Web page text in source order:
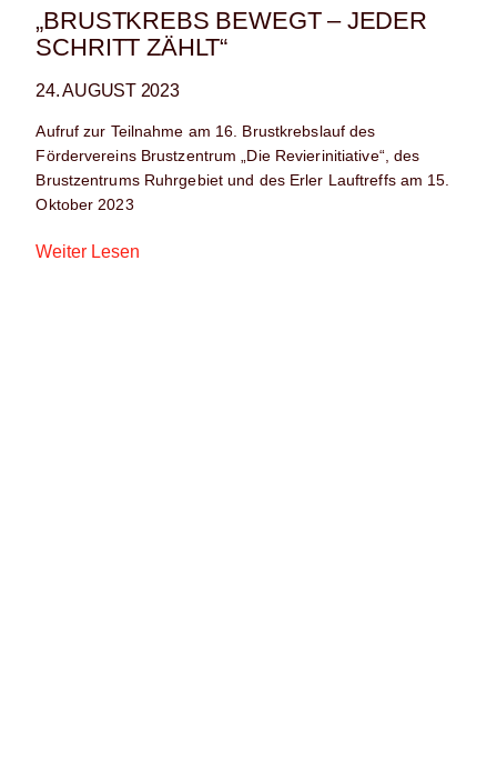
„BRUSTKREBS BEWEGT – JEDER
SCHRITT ZÄHLT“
24. AUGUST 2023
Aufruf zur Teilnahme am 16. Brustkrebslauf des
Fördervereins Brustzentrum „Die Revierinitiative“, des
Brustzentrums Ruhrgebiet und des Erler Lauftreffs am 15.
Oktober 2023
Weiter Lesen